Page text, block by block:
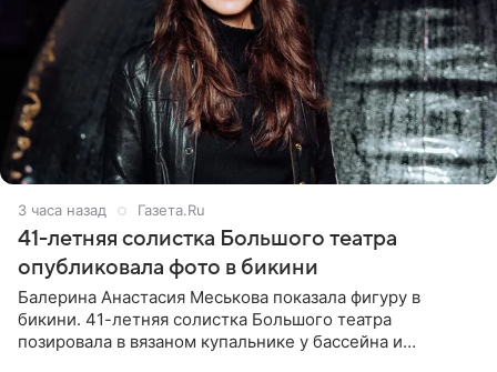
3 часа назад Газета.Ru
41-летняя солистка Большого театра
опубликовала фото в бикини
Балерина Анастасия Меськова показала фигуру в
бикини. 41-летняя солистка Большого театра
позировала в вязаном купальнике у бассейна и